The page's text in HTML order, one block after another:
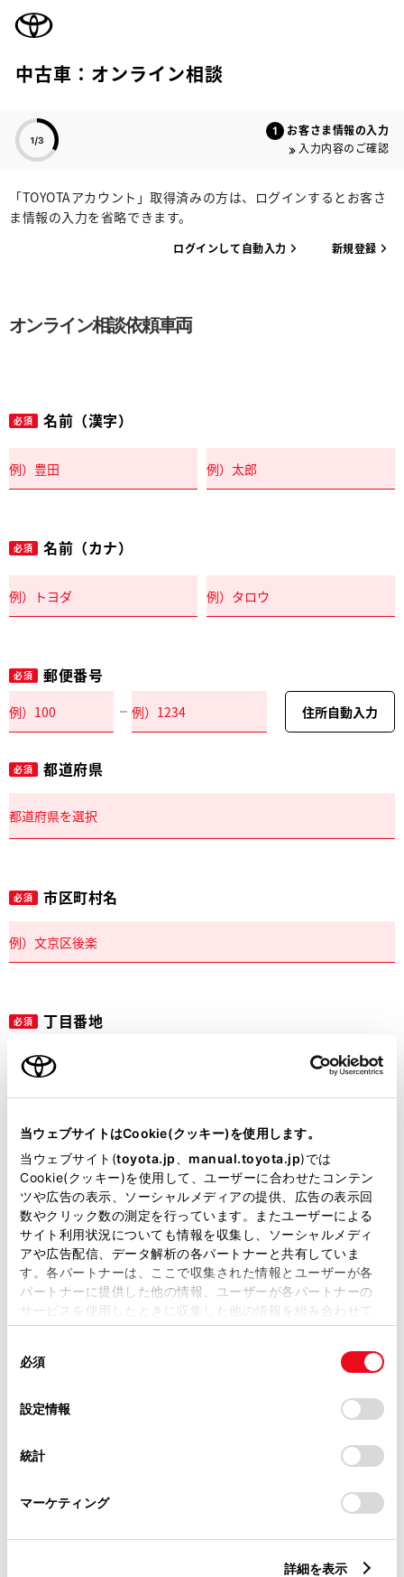
当ウェブサイトはCookie(クッキー)を使用します。
当ウェブサイト(toyota.jp manual.toyota.jp)では
Cookie(クッキー)を使用して、ユーザーに合わせたコンテン
ツや広告の表示、ソーシャルメディアの提供、広告の表示回
数やクリック数の測定を行っています。またユーザーによる
サイト利用状況についても情報を収集し、ソーシャルメディ
アや広告配信、データ解析の各パートナーと共有していま
す。各パートナーは、ここで収集された情報とユーザーが各
パートナーに提供した他の情報、ユーザーが各パートナーの
サービスを使用したときに収集した他の情報を組み合わせて
使用することがあります。当ウェブサイトの使用を続行する
デバイスにすべてのCookie(クッキー)が保存されることに同
意したことになります。Cookie(クッキー)のオプトアウト、
設定の変更、同意を撤回したりするにあたっては、当社の
「Cookie（クッキー）情報の取り扱いについて
」をご覧くだ
必須
設定情報
統計
マーケティング
詳細を表示
中古車：オンライン相談
お客さま情報の入力
入力内容のご確認
「TOYOTAアカウント」取得済みの方は、ログインするとお客さ
ま情報の入力を省略できます。
ログインして自動入力 新規登録
オンライン相談依頼車両
必須 名前（漢字）
必須 名前（カナ）
必須 郵便番号
住所自動入力
必須 都道府県
必須 市区町村名
必須 丁目番地
任意 建物名
必須 ご希望の連絡方法